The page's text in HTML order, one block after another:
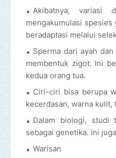
Akibatnya, variasi
mengakumulasi spesies
beradaptasi melalui
Sperma dari ayah
membentuk zigot. Ini
kedua orang tua.
Ciri-ciri bisa berupa
kecerdasan, warna kulit,
Dalam biologi, studi
sebagai genetika. Ini
Warisan